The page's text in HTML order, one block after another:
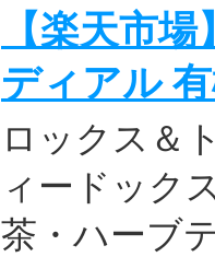
【楽天市
ディアル
ロックス＆
ィードック
茶・ハーブ